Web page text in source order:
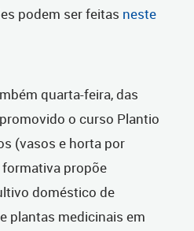
podem ser feitas neste
quarta-feira, das
o curso Plantio
(vasos e horta por
propõe
doméstico de
plantas medicinais em